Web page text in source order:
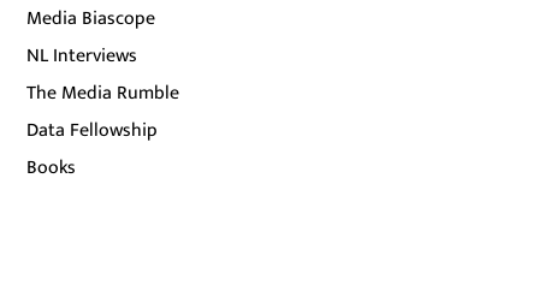
Media Biascope
NL Interviews
The Media Rumble
Data Fellowship
Books